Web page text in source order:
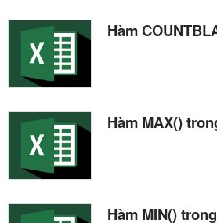
Hàm
Hàm MAX()
Hàm MIN()